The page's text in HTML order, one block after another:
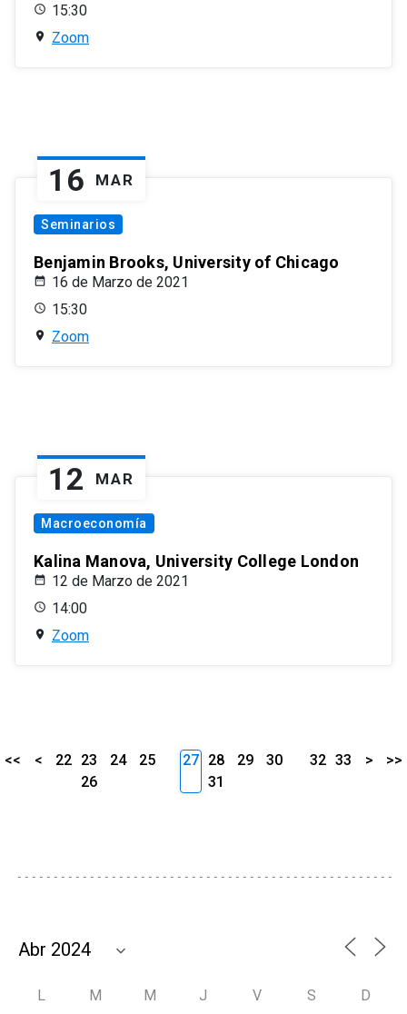
15:30
Zoom
16 MAR
Seminarios
Benjamin Brooks, University of Chicago
16 de Marzo de 2021
15:30
Zoom
12 MAR
Macroeconomía
Kalina Manova, University College London
12 de Marzo de 2021
14:00
Zoom
<< < 22 23 24
25
26
27 28 29
30
31
32 33 > >>
L M M J V S D